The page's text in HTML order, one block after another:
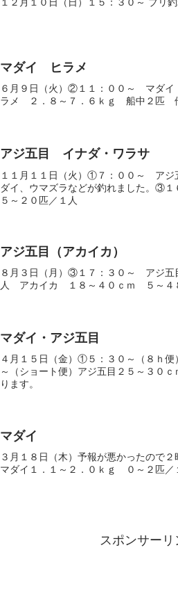
マダイ ヒラメ
６月９日（火）②１１：００～ マダ
ラメ ２．８～７．６ｋｇ 船中２匹
アジ五目 イナダ・ワラサ
１１月１１日（火）①７：００～ アジ
ダイ、ウマズラなどが釣れました。③
５～２０匹／１人
アジ五目（アカイカ）
８月３日（月）③１７：３０～ アジ
人 アカイカ １８～４０ｃｍ ５～４
マダイ・アジ五目
４月１５日（金）①５：３０～（８ｈ
～（ショート便）アジ五目２５～３０
ります。
マダイ
３月１８日（木）予報が悪かったので
マダイ１．１～２．０ｋｇ ０～２匹
スポンサーリ